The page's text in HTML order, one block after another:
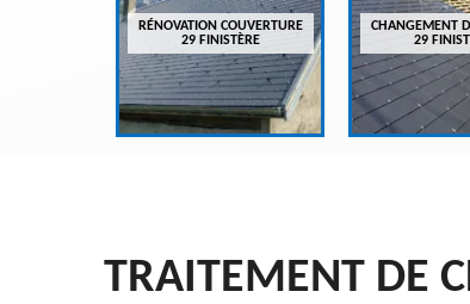
RÉNOVATION COUVERTURE
29 FINISTÈRE
CHANGEMENT
29
TRAITEMENT DE